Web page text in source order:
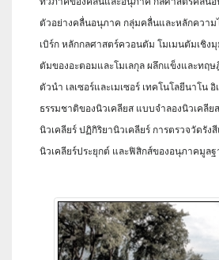
ตัวอย่างคลื่นอนุภาค กลุ่มคลื่นและหลักควา
เบิร์ก หลักกลศาสตร์ควอนตัม โมเมนตัมเชิง
ตัมของอะตอมและโมเลกุล ผลึกแข็งและทฤษ
ตัวนำ เลเซอร์และเมเซอร์ เทคโนโลยีนาโน
ธรรมชาติของนิวเคลียส แบบจำลองนิวเคลีย
นิวเคลียร์ ปฏิกิริยานิวเคลียร์ การตรวจวัดรัง
นิวเคลียร์ประยุกต์ และฟิสิกส์ของอนุภาคมูลฐ